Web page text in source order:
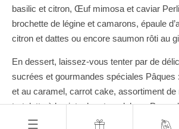
basilic et citron, Œuf mimosa et caviar
brochette de légine et camarons, épaule
citron et dattes ou encore saumon rôti au
En dessert, laissez-vous tenter par de
sucrées et gourmandes spéciales Pâques
et au caramel, carrot cake, assortiment de
tartelette à la pistache et au dulcey, Pop
que de nombreux fruits de saison et des